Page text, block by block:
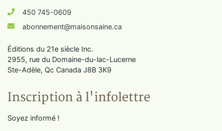
450 745-0609
abonnement@maisonsaine.ca
Éditions du 21e siècle Inc.
2955, rue du Domaine-du-lac-Lucerne
Ste-Adèle, Qc Canada J8B 3K9
Inscription à l'infolettre
Soyez informé !